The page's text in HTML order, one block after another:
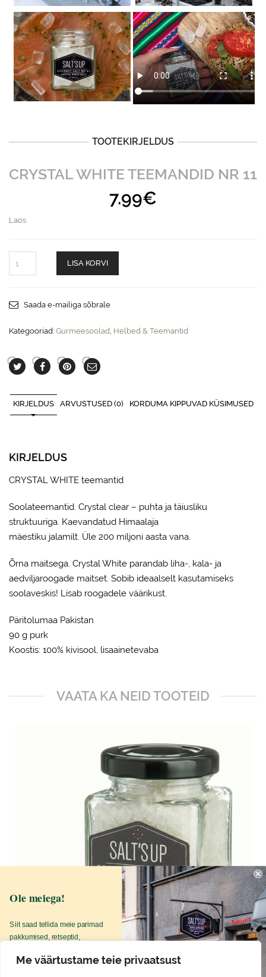
Me väärtustame teie privaatsust
TOOTEKIRJELDUS
CRYSTAL WHITE TEEMANDID NR 11
7.99€
Laos
WHITE
11
LISA KORVI
Saada e-mailiga sõbrale
Kategooriad: Gurmeesoolad, Helbed & Teemantid
KIRJELDUS ARVUSTUSED (0) KORDUMA KIPPUVAD KÜSIMUSED
KIRJELDUS
CRYSTAL WHITE teemantid
Soolateemantid. Crystal clear – puhta ja täiusliku
struktuuriga. Kaevandatud Himaalaja
mäestiku jalamilt. Üle 200 miljoni aasta vana.
Õrna maitsega. Crystal White parandab liha-, kala- ja
aedviljaroogade maitset. Sobib ideaalselt kasutamiseks
soolaveskis! Lisab roogadele väärikust.
Päritolumaa Pakistan
90 g purk
Koostis: 100% kivisool, lisaainetevaba
VAATA KA NEID TOOTEID
Tasmaania meresoolahelbed nr 54
Ole meiega!
Siit saad tellida meie parimad
pakkumised, retseptid,